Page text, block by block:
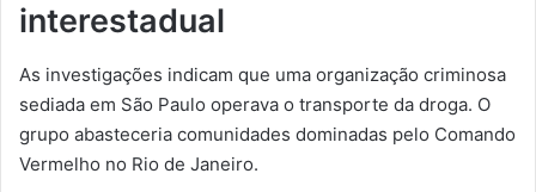
interestadual
As investigações indicam que uma organização criminosa
sediada em São Paulo operava o transporte da droga. O
grupo abasteceria comunidades dominadas pelo Comando
Vermelho no Rio de Janeiro.